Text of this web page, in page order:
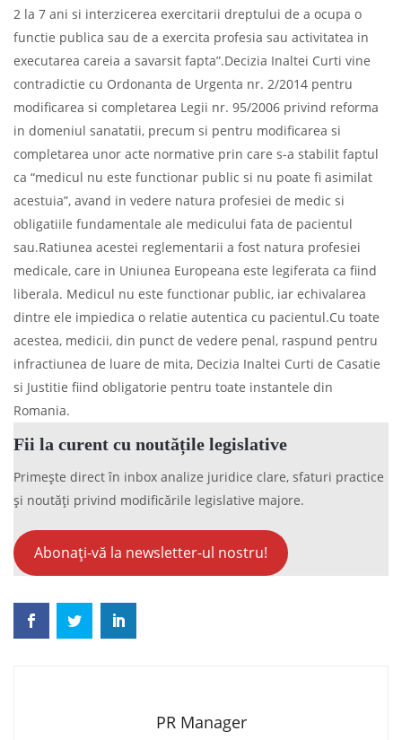
2 la 7 ani si interzicerea exercitarii dreptului de a ocupa o
functie publica sau de a exercita profesia sau activitatea in
executarea careia a savarsit fapta”.Decizia Inaltei Curti vine
contradictie cu Ordonanta de Urgenta nr. 2/2014 pentru
modificarea si completarea Legii nr. 95/2006 privind reforma
in domeniul sanatatii, precum si pentru modificarea si
completarea unor acte normative prin care s-a stabilit faptul
ca “medicul nu este functionar public si nu poate fi asimilat
acestuia”, avand in vedere natura profesiei de medic si
obligatiile fundamentale ale medicului fata de pacientul
sau.Ratiunea acestei reglementarii a fost natura profesiei
medicale, care in Uniunea Europeana este legiferata ca fiind
liberala. Medicul nu este functionar public, iar echivalarea
dintre ele impiedica o relatie autentica cu pacientul.Cu toate
acestea, medicii, din punct de vedere penal, raspund pentru
infractiunea de luare de mita, Decizia Inaltei Curti de Casatie
si Justitie fiind obligatorie pentru toate instantele din
Romania.
Fii la curent cu noutățile legislative
Primește direct în inbox analize juridice clare, sfaturi practice
și noutăți privind modificările legislative majore.
Abonați-vă la newsletter-ul nostru!
PR Manager